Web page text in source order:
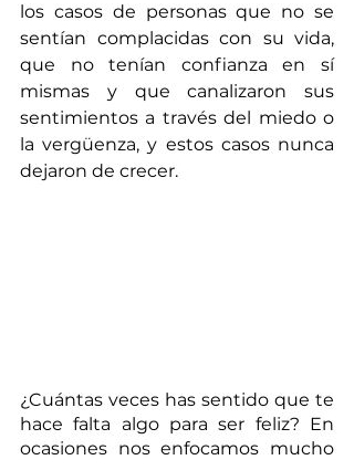
los casos de personas que no se
sentían complacidas con su vida,
que no tenían confianza en sí
mismas y que canalizaron sus
sentimientos a través del miedo o
la vergüenza, y estos casos nunca
dejaron de crecer.
¿Cuántas veces has sentido que te
hace falta algo para ser feliz? En
ocasiones nos enfocamos mucho